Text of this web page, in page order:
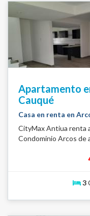
Apartamento
Cauqué
Casa en renta en
CityMax Antiua renta
Condominio Arcos de
3